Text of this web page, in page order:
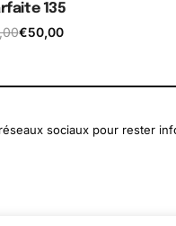
135
€50,00
sociaux pour rester